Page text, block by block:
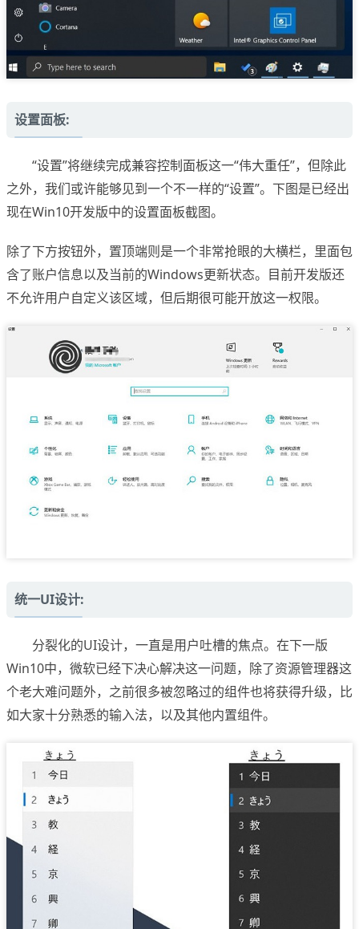
设置面板:
“设置”将继续完成兼容控制面板这一“伟大重任”，但除此
之外，我们或许能够见到一个不一样的“设置”。下图是已经出
现在Win10开发版中的设置面板截图。
除了下方按钮外，置顶端则是一个非常抢眼的大横栏，里面包
含了账户信息以及当前的Windows更新状态。目前开发版还
不允许用户自定义该区域，但后期很可能开放这一权限。
统一UI设计:
分裂化的UI设计，一直是用户吐槽的焦点。在下一版
Win10中，微软已经下决心解决这一问题，除了资源管理器这
个老大难问题外，之前很多被忽略过的组件也将获得升级，比
如大家十分熟悉的输入法，以及其他内置组件。